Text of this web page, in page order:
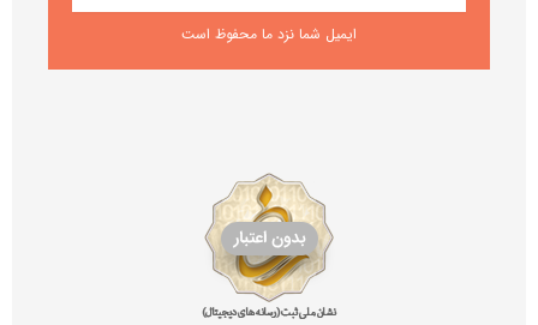
ایمیل شما نزد ما محفوظ است